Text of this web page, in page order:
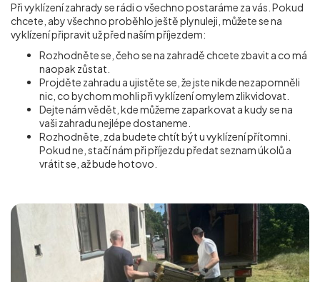
Při vyklízení zahrady se rádi o všechno postaráme za vás. Pokud
chcete, aby všechno proběhlo ještě plynuleji, můžete se na
vyklízení připravit už před naším příjezdem:
Rozhodněte se, čeho se na zahradě chcete zbavit a co má
naopak zůstat.
Projděte zahradu a ujistěte se, že jste nikde nezapomněli
nic, co bychom mohli při vyklízení omylem zlikvidovat.
Dejte nám vědět, kde můžeme zaparkovat a kudy se na
vaši zahradu nejlépe dostaneme.
Rozhodněte, zda budete chtít být u vyklízení přítomni.
Pokud ne, stačí nám při příjezdu předat seznam úkolů a
vrátit se, až bude hotovo.